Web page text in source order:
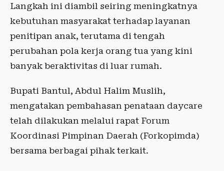
Langkah ini diambil seiring meningkatnya
kebutuhan masyarakat terhadap layanan
penitipan anak, terutama di tengah
perubahan pola kerja orang tua yang kini
banyak beraktivitas di luar rumah.
Bupati Bantul, Abdul Halim Muslih,
mengatakan pembahasan penataan daycare
telah dilakukan melalui rapat Forum
Koordinasi Pimpinan Daerah (Forkopimda)
bersama berbagai pihak terkait.